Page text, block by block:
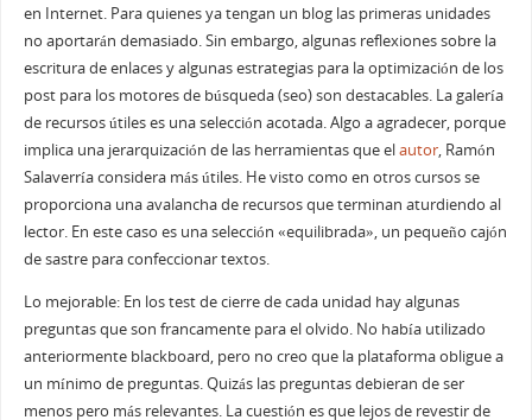
en Internet. Para quienes ya tengan un blog las primeras unidades
no aportarán demasiado. Sin embargo, algunas reflexiones sobre la
escritura de enlaces y algunas estrategias para la optimización de los
post para los motores de búsqueda (seo) son destacables. La galería
de recursos útiles es una selección acotada. Algo a agradecer, porque
implica una jerarquización de las herramientas que elautor, Ramón
Salaverría considera más útiles. He visto como en otros cursos se
proporciona una avalancha de recursos que terminan aturdiendo al
lector. En este caso es una selección «equilibrada», un pequeño cajón
de sastre para confeccionar textos.
Lo mejorable: En los test de cierre de cada unidad hay algunas
preguntas que son francamente para el olvido. No había utilizado
anteriormente blackboard, pero no creo que la plataforma obligue a
un mínimo de preguntas. Quizás las preguntas debieran de ser
menos pero más relevantes. La cuestión es que lejos de revestir de